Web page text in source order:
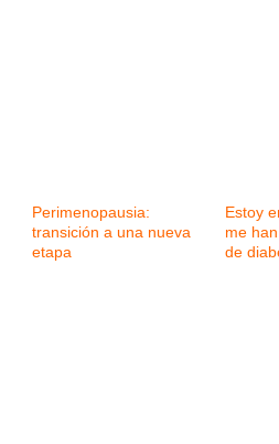
Perimenopausia:
transición a una nueva
etapa
Estoy
me
de